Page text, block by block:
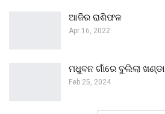
ଆଜିର ରାଶିଫଳ
Apr 16, 2022
ମଧୁବନ ଗାଁରେ ବୁଲିଲା ଖଣ୍ଡା
Feb 25, 2024